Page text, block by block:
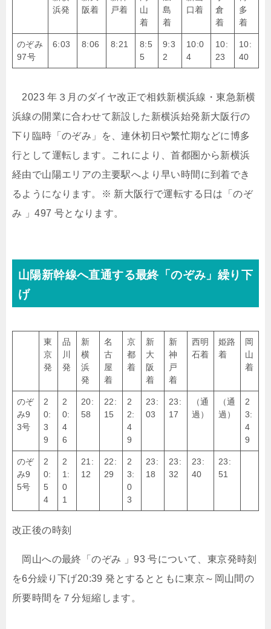
浜発
阪着
戸着
山
着
島
着
口着
倉
着
多
着
のぞみ
97号
6:03 8:06 8:21
8:5
5
9:3
2
10:0
4
10:
23
10:
40
2023 年３月のダイヤ改正で相鉄新横浜線・東急新横
浜線の開業に合わせて新設した新横浜始発新大阪行の
下り臨時「のぞみ」を、連休初日や繁忙期などに博多
行として運転します。これにより、首都圏から新横浜
経由で山陽エリアの主要駅へより早い時間に到着でき
るようになります。※ 新大阪行で運転する日は「のぞ
み 」497 号となります。
山陽新幹線へ直通する最終「のぞみ」繰り下
げ
東
京
発
品
川
発
新
横
浜
発
名
古
屋
着
京
都
着
新
大
阪
着
新
神
戸
着
西明
石着
姫路
着
岡
山
着
のぞ
み9
3号
2
0:
3
9
2
0:
4
6
20:
58
22:
15
2
2:
4
9
23:
03
23:
17
（通
過）
（通
過）
2
3:
4
9
のぞ
み9
5号
2
0:
5
4
2
1:
0
1
21:
12
22:
29
2
3:
0
3
23:
18
23:
32
23:
40
23:
51
改正後の時刻
岡山への最終「のぞみ 」93 号について、東京発時刻
を6分繰り下げ20:39 発とするとともに東京～岡山間の
所要時間を７分短縮します。